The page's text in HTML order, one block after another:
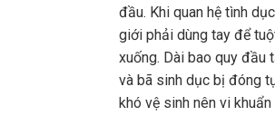
đầu. Khi quan hệ tình
giới phải dùng tay để
xuống. Dài bao quy đầu
và bã sinh dục bị đóng
khó vệ sinh nên vi khuẩn